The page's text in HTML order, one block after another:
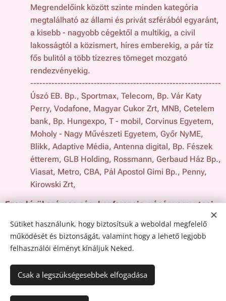
Megrendelőink között szinte minden kategória
megtalálható az állami és privát szférából egyaránt,
a kisebb - nagyobb cégektől a multikig, a civil
lakosságtól a közismert, híres emberekig, a pár tíz
fős bulitól a több tízezres tömeget mozgató
rendezvényekig.
---------------------------------------------------------------
Úszó EB. Bp., Sportmax, Telecom, Bp. Vár Katy
Perry, Vodafone, Magyar Cukor Zrt, MNB, Cetelem
bank, Bp. Hungexpo, T - mobil, Corvinus Egyetem,
Moholy - Nagy Művészeti Egyetem, Győr NyME,
Blikk, Adaptive Média, Antenna digital, Bp. Fészek
étterem, GLB Holding, Rossmann, Gerbaud Ház Bp.,
Viasat, Metro, CBA, Pál Apostol Gimi Bp., Penny,
Kirowski Zrt,
Ezen kívül számos cég, konferencia, vásár vagy utcai
Az oldalt aWebnodeműködteti
Sütiket használunk, hogy biztosítsuk a weboldal megfelelő
működését és biztonságát, valamint hogy a lehető legjobb
felhasználói élményt kínáljuk Neked.
Csak a legszükségesebbek elfogadása